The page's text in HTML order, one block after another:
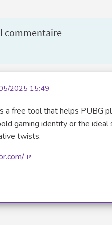
commentaire
2025 15:49
a free tool that helps PUBG
gaming identity or the
twists.